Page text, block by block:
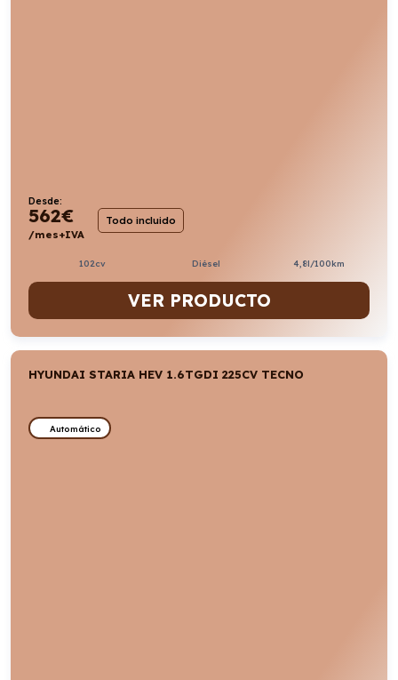
Desde:
562€
/mes+IVA
Todo incluido
102cv Diésel 4,8l/100km
VER PRODUCTO
HYUNDAI STARIA HEV 1.6TGDI 225CV TECNO
Automático